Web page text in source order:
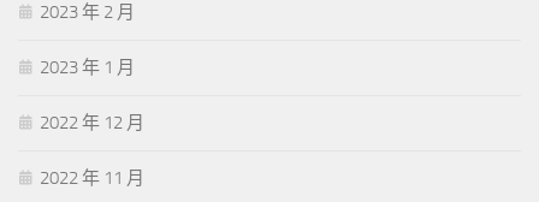
2023 年 2 月
2023 年 1 月
2022 年 12 月
2022 年 11 月